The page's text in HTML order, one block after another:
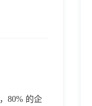
80% 的企